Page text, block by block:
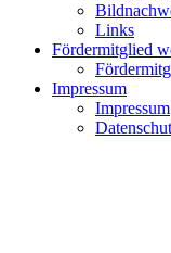
Links
Fördermitglied
Impressum
Impressum